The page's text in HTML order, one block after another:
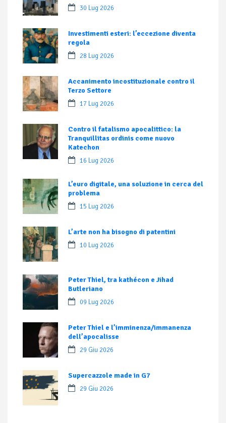
30 Lug 2026
Investimenti esteri: l’eccezione diventa
regola
28 Lug 2026
Accanimento incostituzionale contro il
Terzo Settore
17 Lug 2026
Contro il fatalismo apocalittico: la
Tranquillitas ordinis come nuovo
Katechon
16 Lug 2026
L’euro digitale, una soluzione in cerca del
problema
15 Lug 2026
L’arte non ha bisogno di patentini
10 Lug 2026
Peter Thiel, tra kathécon e Jihad
Butleriano
09 Lug 2026
Peter Thiel e l’imminenza/immanenza
dell’apocalisse
29 Giu 2026
Supercazzole made in G7
29 Giu 2026